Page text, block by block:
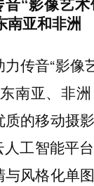
南亚和非洲
传音“影像
南亚、非
质的移动摄
工智能平
风格化单